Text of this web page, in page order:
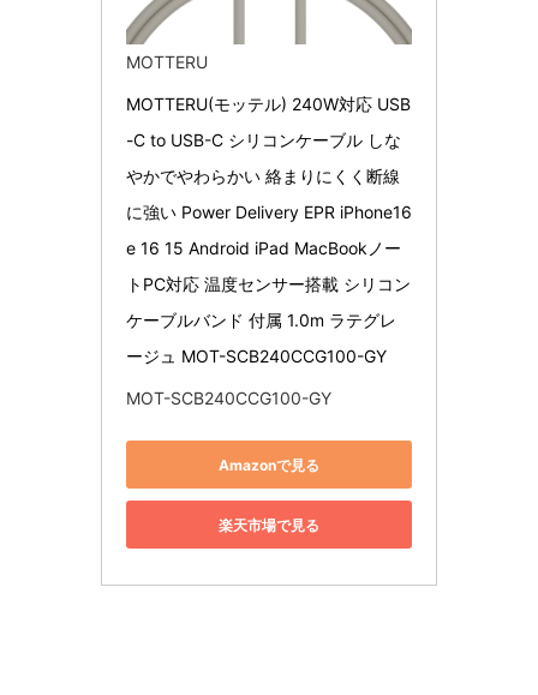
MOTTERU
MOTTERU(モッテル) 240W対応 USB
-C to USB-C シリコンケーブル しな
やかでやわらかい 絡まりにくく断線
に強い Power Delivery EPR iPhone16
e 16 15 Android iPad MacBookノー
トPC対応 温度センサー搭載 シリコン
ケーブルバンド 付属 1.0m ラテグレ
ージュ MOT-SCB240CCG100-GY
MOT-SCB240CCG100-GY
Amazonで見る
楽天市場で見る